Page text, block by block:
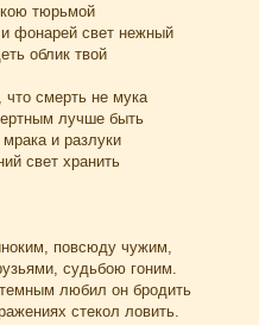
тюрьмой
фонарей свет нежный
облик твой
что смерть не мука
лучше быть
и разлуки
свет хранить
повсюду чужим,
судьбою гоним.
любил он бродить
стекол ловить.